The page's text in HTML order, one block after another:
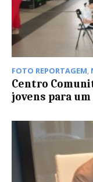
FOTO REPORTAGEM,
Centro
jovens para um